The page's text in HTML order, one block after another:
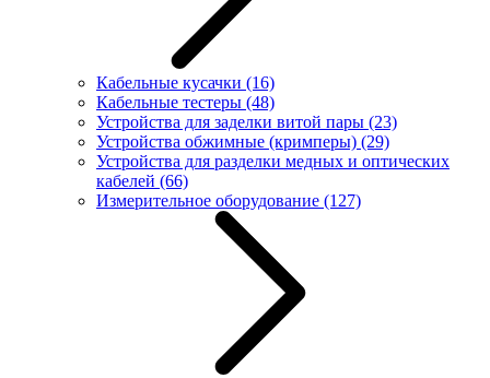
Кабельные кусачки (16)
Кабельные тестеры (48)
Устройства для заделки витой пары (23)
Устройства обжимные (кримперы) (29)
Устройства для разделки медных и оптических
кабелей (66)
Измерительное оборудование (127)